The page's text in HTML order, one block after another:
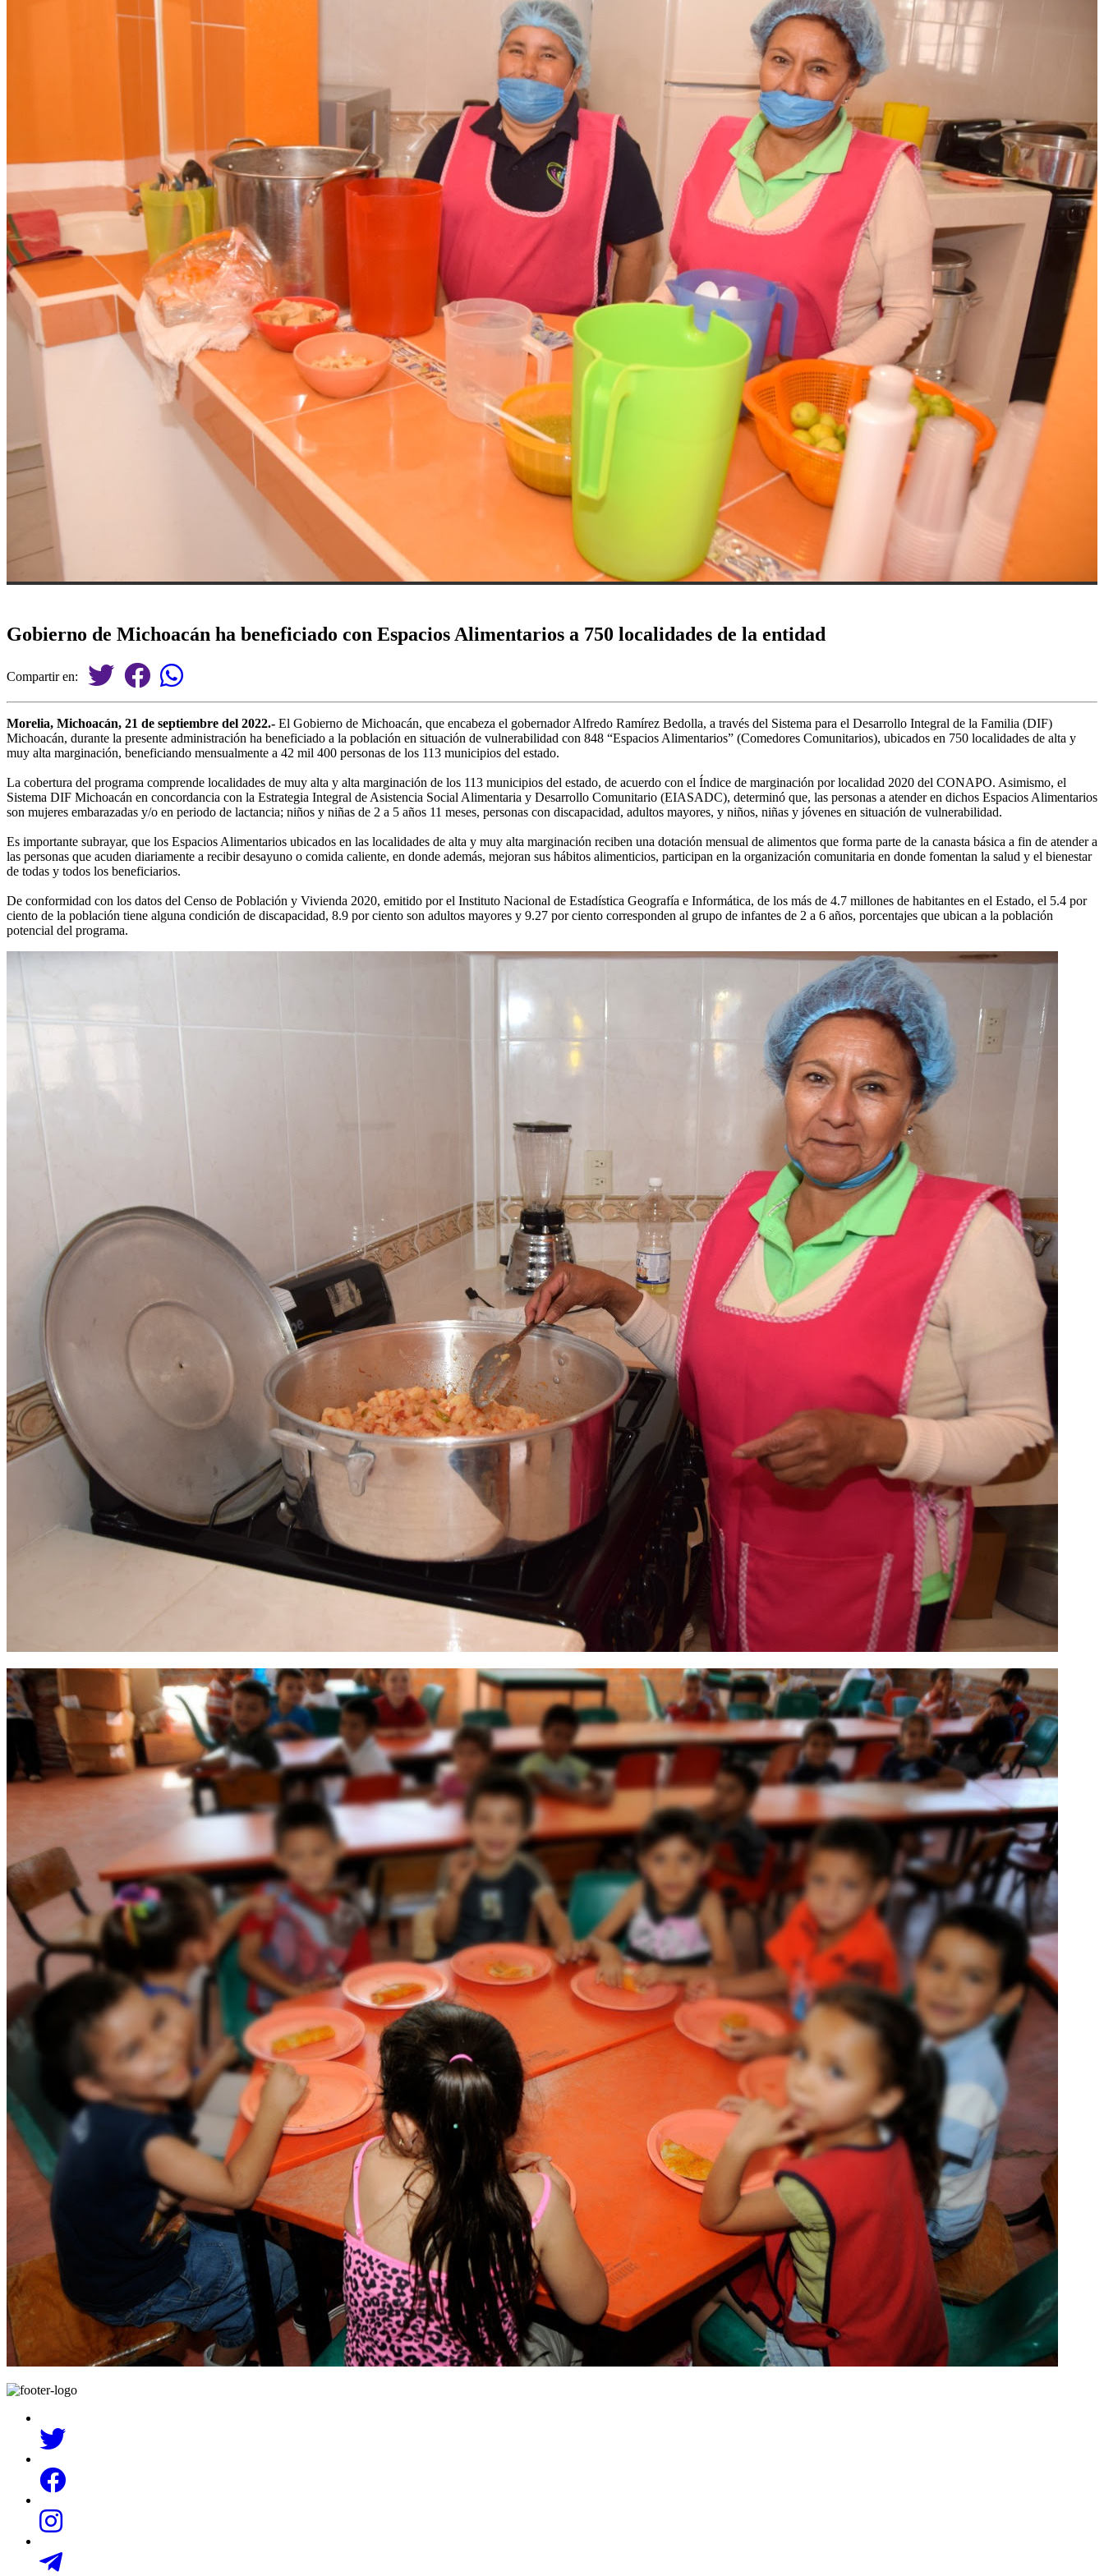
Gobierno de Michoacán ha beneficiado con Espacios Alimentarios a 750 localidades de la entidad
Compartir en:
Morelia, Michoacán, 21 de septiembre del 2022.- El Gobierno de Michoacán, que encabeza el gobernador Alfredo Ramírez Bedolla, a través del Sistema para el Desarrollo Integral de la Familia (DIF)
Michoacán, durante la presente administración ha beneficiado a la población en situación de vulnerabilidad con 848 “Espacios Alimentarios” (Comedores Comunitarios), ubicados en 750 localidades de alta y
muy alta marginación, beneficiando mensualmente a 42 mil 400 personas de los 113 municipios del estado.
La cobertura del programa comprende localidades de muy alta y alta marginación de los 113 municipios del estado, de acuerdo con el Índice de marginación por localidad 2020 del CONAPO. Asimismo, el
Sistema DIF Michoacán en concordancia con la Estrategia Integral de Asistencia Social Alimentaria y Desarrollo Comunitario (EIASADC), determinó que, las personas a atender en dichos Espacios Alimentarios
son mujeres embarazadas y/o en periodo de lactancia; niños y niñas de 2 a 5 años 11 meses, personas con discapacidad, adultos mayores, y niños, niñas y jóvenes en situación de vulnerabilidad.
Es importante subrayar, que los Espacios Alimentarios ubicados en las localidades de alta y muy alta marginación reciben una dotación mensual de alimentos que forma parte de la canasta básica a fin de atender a
las personas que acuden diariamente a recibir desayuno o comida caliente, en donde además, mejoran sus hábitos alimenticios, participan en la organización comunitaria en donde fomentan la salud y el bienestar
de todas y todos los beneficiarios.
De conformidad con los datos del Censo de Población y Vivienda 2020, emitido por el Instituto Nacional de Estadística Geografía e Informática, de los más de 4.7 millones de habitantes en el Estado, el 5.4 por
ciento de la población tiene alguna condición de discapacidad, 8.9 por ciento son adultos mayores y 9.27 por ciento corresponden al grupo de infantes de 2 a 6 años, porcentajes que ubican a la población
potencial del programa.